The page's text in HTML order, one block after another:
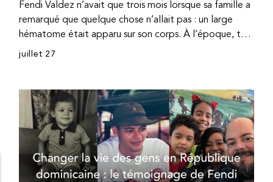
Fendi Valdez n’avait que trois mois lorsque sa famille a
remarqué que quelque chose n’allait pas : un large
hématome était apparu sur son corps. À l’époque, très
peu de professionnel·les de santé de République
correct, le traitement était encore largement
indisponible. Les concentrés de facteur étaient chers
et difficiles à se procurer. Afin que son traitement dure
plus longtemps, Fendi prenait parfois une dose
inférieure à celle prescrite. À cause de ces soins limités,
il avait fréquemment des saignements, manquait
juillet 27